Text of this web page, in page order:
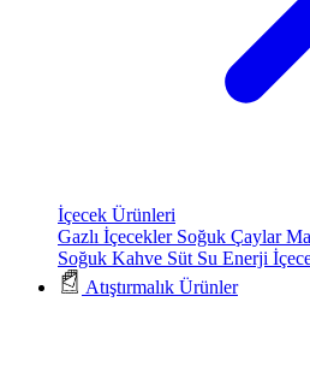
İçecek Ürünleri
Gazlı İçecekler Soğuk Çaylar
Soğuk Kahve Süt Su Enerji
Atıştırmalık Ürünler